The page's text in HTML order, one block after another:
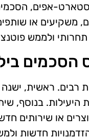
אפים,
משקיעים או
ולממש
הסכמים
רבים. ראשית,
בנוסף,
או שירותים
חדשות